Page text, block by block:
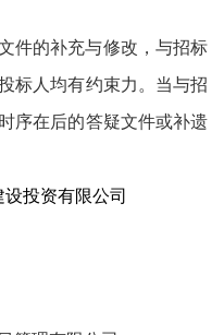
件的补充与修改，与招标
标人均有约束力。当与招
序在后的答疑文件或补遗
投资有限公司